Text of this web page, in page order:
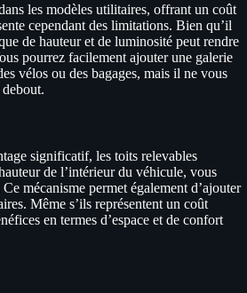
les modèles utilitaires, offrant un coût
cependant des limitations. Bien qu’il
de hauteur et de luminosité peut rendre
pourrez facilement ajouter une galerie
vélos ou des bagages, mais il ne vous
significatif, les toits relevables
de l’intérieur du véhicule, vous
mécanisme permet également d’ajouter
Même s’ils représentent un coût
en termes d’espace et de confort